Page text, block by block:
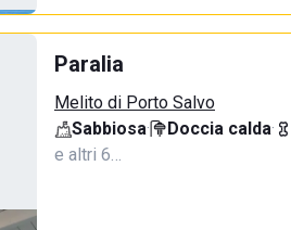
Paralia
Melito di Porto Salvo
Sabbiosa· Doccia calda·
e altri 6…